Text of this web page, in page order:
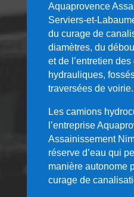
Aquaprovence
Serviers-et-
du curage de
diamètres, du
et de l’entretien
hydrauliques,
traversées de voirie.
Les camions
l’entreprise
Assainissement
réserve d’eau qui
manière autonome
curage de